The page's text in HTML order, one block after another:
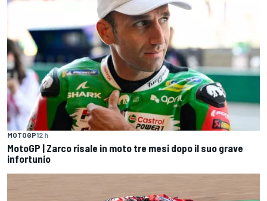
MOTOGP12 h
MotoGP | Zarco risale in moto tre mesi dopo il suo grave
infortunio